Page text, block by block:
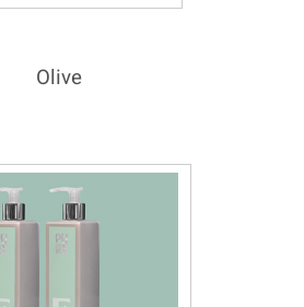
Olive